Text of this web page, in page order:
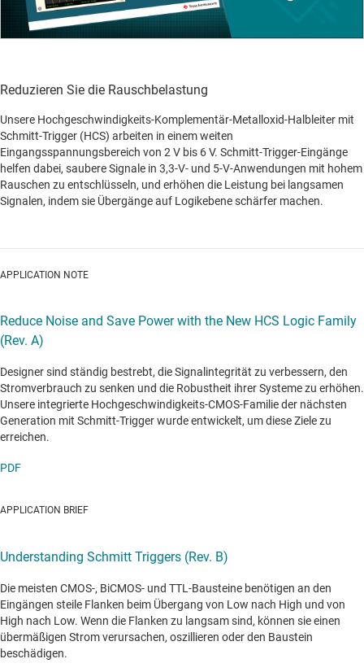
Reduzieren Sie die Rauschbelastung
Unsere Hochgeschwindigkeits-Komplementär-Metalloxid-Halbleiter mit
Schmitt-Trigger (HCS) arbeiten in einem weiten
Eingangsspannungsbereich von 2 V bis 6 V. Schmitt-Trigger-Eingänge
helfen dabei, saubere Signale in 3,3-V- und 5-V-Anwendungen mit hohem
Rauschen zu entschlüsseln, und erhöhen die Leistung bei langsamen
Signalen, indem sie Übergänge auf Logikebene schärfer machen.
Video
APPLICATION NOTE
Reduce Noise and Save Power with the New HCS Logic Family
(Rev. A)
Designer sind ständig bestrebt, die Signalintegrität zu verbessern, den
Stromverbrauch zu senken und die Robustheit ihrer Systeme zu erhöhen.
Unsere integrierte Hochgeschwindigkeits-CMOS-Familie der nächsten
Generation mit Schmitt-Trigger wurde entwickelt, um diese Ziele zu
erreichen.
PDF
APPLICATION BRIEF
Understanding Schmitt Triggers (Rev. B)
Die meisten CMOS-, BiCMOS- und TTL-Bausteine benötigen an den
Eingängen steile Flanken beim Übergang von Low nach High und von
High nach Low. Wenn die Flanken zu langsam sind, können sie einen
übermäßigen Strom verursachen, oszillieren oder den Baustein
beschädigen.